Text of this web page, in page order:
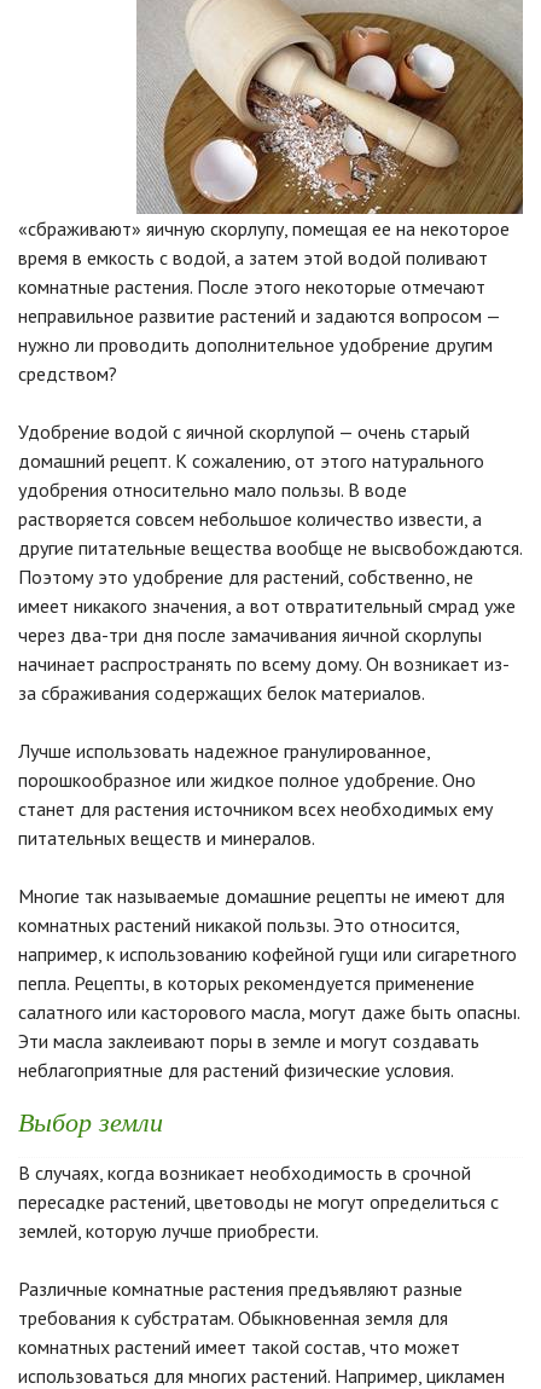
«сбраживают» яичную скорлупу, помещая ее на некоторое
время в емкость с водой, а затем этой водой поливают
комнатные растения. После этого некоторые отмечают
неправильное развитие растений и задаются вопросом —
нужно ли проводить дополнительное удобрение другим
средством?
Удобрение водой с яичной скорлупой — очень старый
домашний рецепт. К сожалению, от этого натурального
удобрения относительно мало пользы. В воде
растворяется совсем небольшое количество извести, а
другие питательные вещества вообще не высвобождаются.
Поэтому это удобрение для растений, собственно, не
имеет никакого значения, а вот отвратительный смрад уже
через два-три дня после замачивания яичной скорлупы
начинает распространять по всему дому. Он возникает из-
за сбраживания содержащих белок материалов.
Лучше использовать надежное гранулированное,
порошкообразное или жидкое полное удобрение. Оно
станет для растения источником всех необходимых ему
питательных веществ и минералов.
Многие так называемые домашние рецепты не имеют для
комнатных растений никакой пользы. Это относится,
например, к использованию кофейной гущи или сигаретного
пепла. Рецепты, в которых рекомендуется применение
салатного или касторового масла, могут даже быть опасны.
Эти масла заклеивают поры в земле и могут создавать
неблагоприятные для растений физические условия.
Выбор земли
В случаях, когда возникает необходимость в срочной
пересадке растений, цветоводы не могут определиться с
землей, которую лучше приобрести.
Различные комнатные растения предъявляют разные
требования к субстратам. Обыкновенная земля для
комнатных растений имеет такой состав, что может
использоваться для многих растений. Например, цикламен